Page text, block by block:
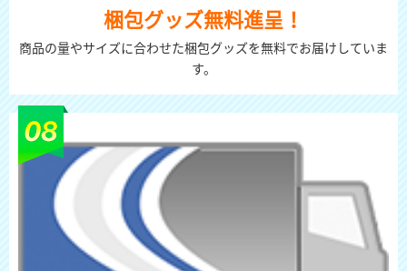
梱包グッズ無料進呈！
商品の量やサイズに合わせた梱包グッズを無料でお届けしていま
す。